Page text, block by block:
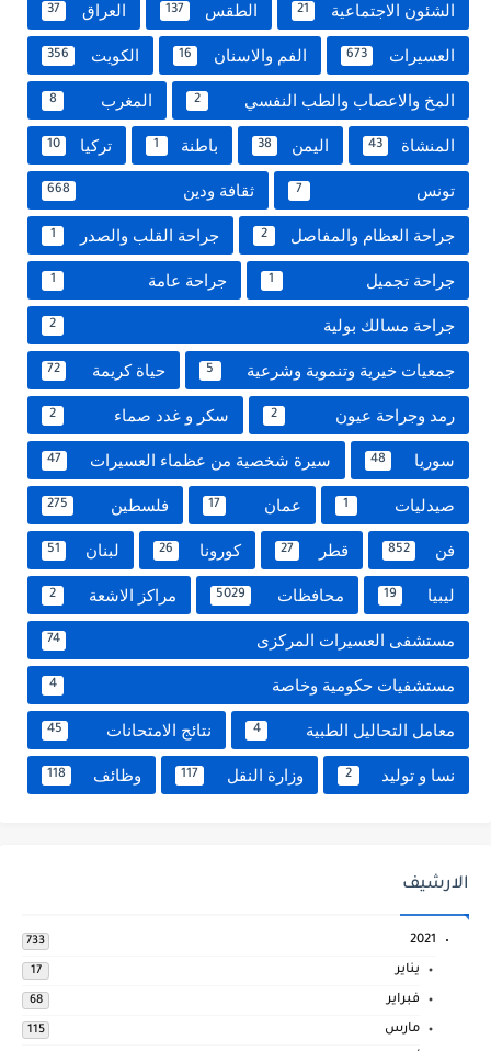
الشئون الاجتماعية 21 الطقس 137 العراق 37
العسيرات 673 الفم والاسنان 16 الكويت 356
المخ والاعصاب والطب النفسي 2 المغرب 8
المنشاة 43 اليمن 38 باطنة 1 تركيا 10
تونس 7 ثقافة ودين 668
جراحة العظام والمفاصل 2 جراحة القلب والصدر 1
جراحة تجميل 1 جراحة عامة 1
جراحة مسالك بولية 2
جمعيات خيرية وتنموية وشرعية 5 حياة كريمة 72
رمد وجراحة عيون 2 سكر و غدد صماء 2
سوريا 48 سيرة شخصية من عظماء العسيرات 47
صيدليات 1 عمان 17 فلسطين 275
فن 852 قطر 27 كورونا 26 لبنان 51
ليبيا 19 محافظات 5029 مراكز الاشعة 2
مستشفى العسيرات المركزى 74
مستشفيات حكومية وخاصة 4
معامل التحاليل الطبية 4 نتائج الامتحانات 45
نسا و توليد 2 وزارة النقل 117 وظائف 118
الارشيف
2021
733
يناير 17
فبراير 68
مارس 115